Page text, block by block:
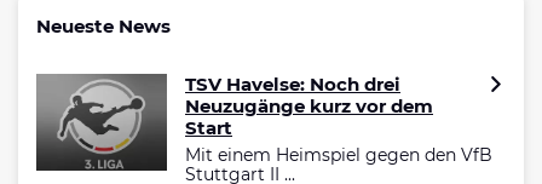
Neueste News
TSV Havelse: Noch drei
Neuzugänge kurz vor dem
Start
Mit einem Heimspiel gegen den VfB
Stuttgart II ...